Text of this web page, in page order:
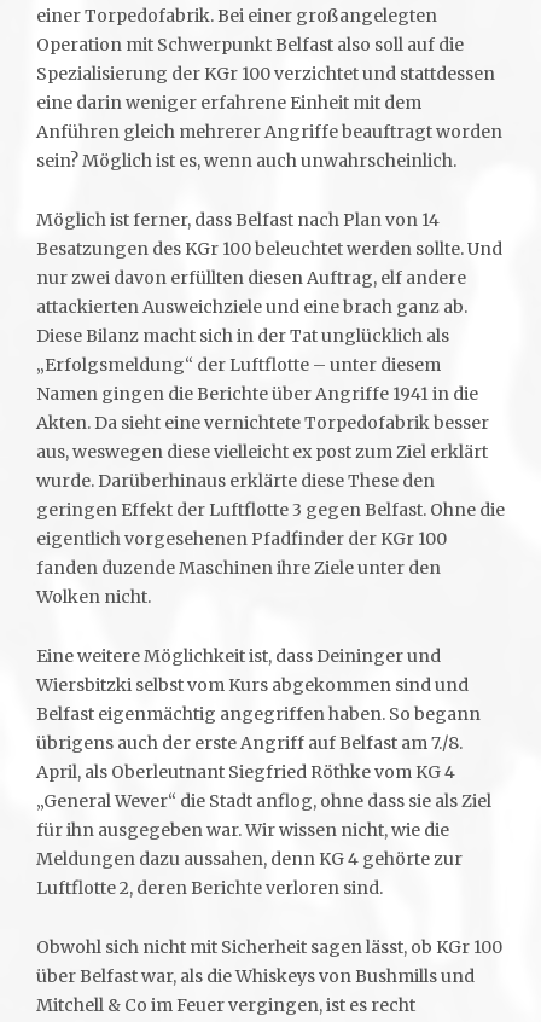
einer Torpedofabrik. Bei einer großangelegten
Operation mit Schwerpunkt Belfast also soll auf die
Spezialisierung der KGr 100 verzichtet und stattdessen
eine darin weniger erfahrene Einheit mit dem
Anführen gleich mehrerer Angriffe beauftragt worden
sein? Möglich ist es, wenn auch unwahrscheinlich.
Möglich ist ferner, dass Belfast nach Plan von 14
Besatzungen des KGr 100 beleuchtet werden sollte. Und
nur zwei davon erfüllten diesen Auftrag, elf andere
attackierten Ausweichziele und eine brach ganz ab.
Diese Bilanz macht sich in der Tat unglücklich als
„Erfolgsmeldung“ der Luftflotte – unter diesem
Namen gingen die Berichte über Angriffe 1941 in die
Akten. Da sieht eine vernichtete Torpedofabrik besser
aus, weswegen diese vielleicht ex post zum Ziel erklärt
wurde. Darüberhinaus erklärte diese These den
geringen Effekt der Luftflotte 3 gegen Belfast. Ohne die
eigentlich vorgesehenen Pfadfinder der KGr 100
fanden duzende Maschinen ihre Ziele unter den
Wolken nicht.
Eine weitere Möglichkeit ist, dass Deininger und
Wiersbitzki selbst vom Kurs abgekommen sind und
Belfast eigenmächtig angegriffen haben. So begann
übrigens auch der erste Angriff auf Belfast am 7./8.
April, als Oberleutnant Siegfried Röthke vom KG 4
„General Wever“ die Stadt anflog, ohne dass sie als Ziel
für ihn ausgegeben war. Wir wissen nicht, wie die
Meldungen dazu aussahen, denn KG 4 gehörte zur
Luftflotte 2, deren Berichte verloren sind.
Obwohl sich nicht mit Sicherheit sagen lässt, ob KGr 100
über Belfast war, als die Whiskeys von Bushmills und
Mitchell & Co im Feuer vergingen, ist es recht